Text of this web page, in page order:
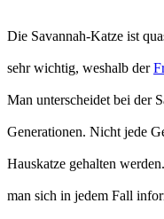
Die Savannah-Katze ist
sehr wichtig, weshalb der
Man unterscheidet bei der
Generationen. Nicht jede
Hauskatze gehalten
man sich in jedem Fall